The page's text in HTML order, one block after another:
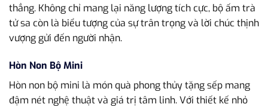
thẳng. Không chỉ mang lại năng lượng tích cực, bộ ấm trà
tử sa còn là biểu tượng của sự trân trọng và lời chúc thịnh
vượng gửi đến người nhận.
Hòn Non Bộ Mini
Hòn non bộ mini là món quà phong thủy tặng sếp mang
đậm nét nghệ thuật và giá trị tâm linh. Với thiết kế nhỏ